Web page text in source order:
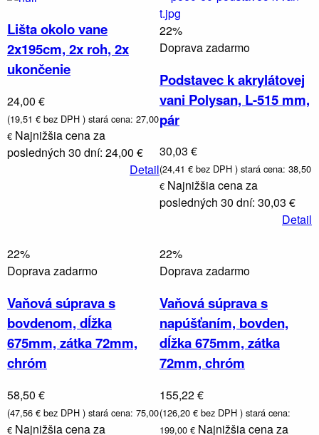
Lišta okolo vane
2x195cm, 2x roh, 2x
ukončenie
24,00 €
(19,51 € bez DPH ) stará cena: 27,00
€ Najnižšia cena za
posledných 30 dní: 24,00 €
Detail
22%
Doprava zadarmo
Podstavec k akrylátovej
vani Polysan, L-515 mm,
pár
30,03 €
(24,41 € bez DPH ) stará cena: 38,50
€ Najnižšia cena za
posledných 30 dní: 30,03 €
Detail
22%
Doprava zadarmo
Vaňová súprava s
bovdenom, dĺžka
675mm, zátka 72mm,
chróm
58,50 €
(47,56 € bez DPH ) stará cena: 75,00
€ Najnižšia cena za
22%
Doprava zadarmo
Vaňová súprava s
napúšťaním, bovden,
dĺžka 675mm, zátka
72mm, chróm
155,22 €
(126,20 € bez DPH ) stará cena:
199,00 € Najnižšia cena za